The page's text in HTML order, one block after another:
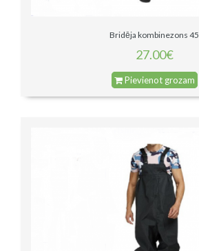
Bridēja kombinezons 45
27.00€
Pievienot grozam